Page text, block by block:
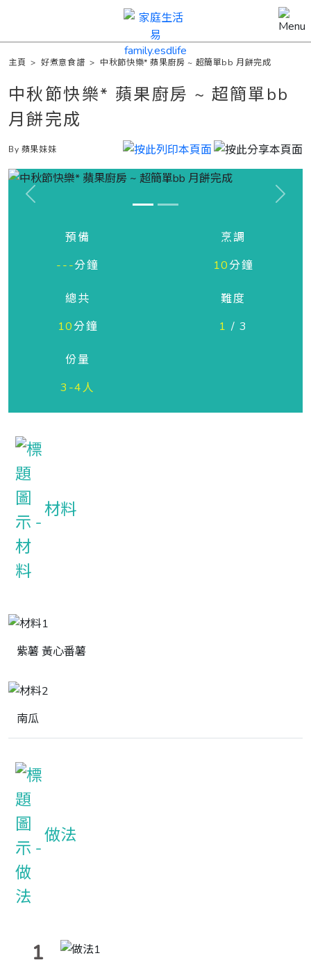
主頁 >好煮意食譜 > 中秋節快樂* 蘋果廚房 ~ 超簡單bb 月餅完成
中秋節快樂* 蘋果廚房 ~ 超簡單bb
月餅完成
By 蘋果妹妹
Previous Next
預備
---分鐘
烹調
10分鐘
總共
10分鐘
難度
1 / 3
份量
3-4人
材料
紫薯 黃心番薯
南瓜
做法
1